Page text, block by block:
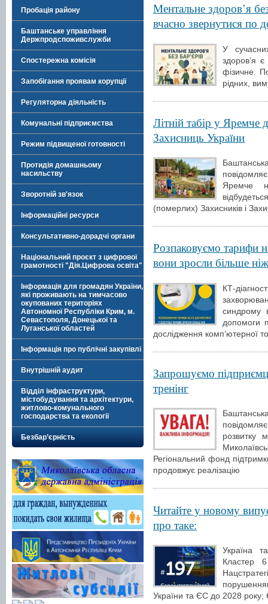
Пробація району
Баштанське управління
Держпродспоживслужби
Спостережна комісія
Запобігання проявам корупції
Регуляторна діяльність
Комунальні підприємства
Режим підвищеної готовності
Протидія домашньому
насильству
Зворотній зв'язок
Інформаційні ресурси
Консультативно-дорадчі органи
Національний проєкт з цифрової
грамотності "Дія.Цифрова освіта"
Інформація для громадян України,
які проживають на тимчасово
окупованих територіях
Автономної Республіки Крим, м.
Севастополя, Донецької та
Луганської областей
Інформація про публічні закупівлі
Внутрішній аудит
Відділ інфраструктури,
містобудування та архітектури,
житлово-комунального
господарства та екології
Безбар’єрність
Ментальне здоров’я
вчасно звернутися по
У
здоров’я
фізичне.
рідних,
Літній табір у Яремче
Захисниць України
Яремче
(померлих) Захисників і
Розпаковуємо тарифи
вони зросли більше
КТ-
синдрому
допомоги
дослідження комп’ютерної
Запрошуємо
тренінг
розвитку
Регіональний фонд
продовжує реалізацію
Читайте у новому
про таке:
Україна
Кластер
України та ЄС до 2028